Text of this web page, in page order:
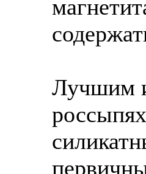
Лучшим